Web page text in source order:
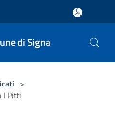
di Signa
>
I Pitti